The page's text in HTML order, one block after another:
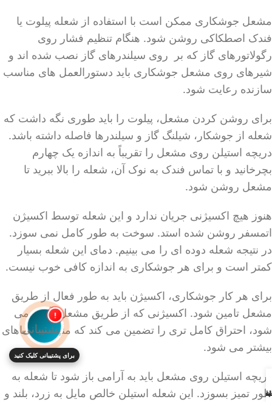
مشعل جوشکاری ممکن است با استفاده از شعله پیلوت یا
فندک اصطکاکی روشن شود. هنگام تنظیم فشار روی
رگولاتورهای گاز که بر روی سیلندرهای گاز نصب شده اند و
شیرهای روی مشعل جوشکاری باید دستورالعمل های مناسب
سازنده رعایت شود.
برای روشن کردن مشعل، پیلوت را باید طوری نگه داشت که
شعله از جوشکار، شیلنگ گاز و سیلندرها فاصله داشته باشد.
دریچه استیلن روی مشعل را تقریباً به اندازه یک چهارم
بچرخانید و با تماس فندک به نوک آن، شعله را بالا ببرید تا
مشعل روشن شود.
هنوز هیچ اکسیژنی جریان ندارد و این شعله توسط اکسیژن
اتمسفر روشن شده استد. سوخت به طور کامل نمی سوزد.
در نتیجه شعله دوده ای را می بینیم. دمای این شعله بسیار
کمتر است و برای هر جوشکاری به اندازه کافی خوب نیست.
برای هر کار جوشکاری، اکسیژن باید به طور فعال از طریق
مشعل تامین شود. اکسیژنی که از طریق مشعل تآمین می
شود، احتراق کامل تری را تضمین می کند که منجر به دماهای
بیشتر می شود.
دریچه استیلن روی مشعل باید به آرامی باز شود تا شعله به
طور تمیز بسوزد. این شعله استیلن خالص مایل به زرد، بلند و
!
برای پشتیبانی کلیک کنید
جوش
خرید